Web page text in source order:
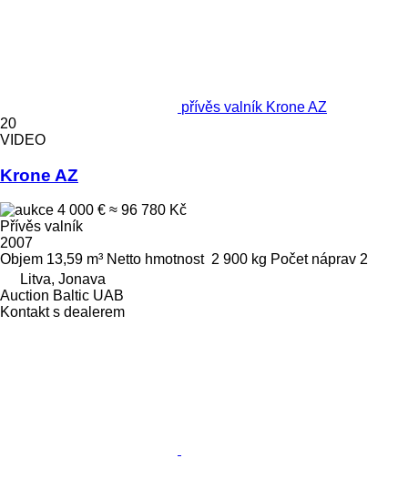
přívěs valník Krone AZ
20
VIDEO
Krone AZ
4 000 € ≈ 96 780 Kč
Přívěs valník
2007
Objem 13,59 m³ Netto hmotnost 2 900 kg Počet náprav 2
Litva, Jonava
Auction Baltic UAB
Kontakt s dealerem